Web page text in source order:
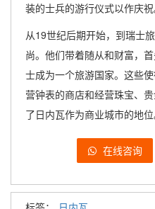
装的士兵的游行仪式以作庆祝
从19世纪后期开始，到瑞士
尚。他们带着随从和财富，
士成为一个旅游国家。这些
营钟表的商店和经营珠宝、
了日内瓦作为商业城市的地位
在线咨询